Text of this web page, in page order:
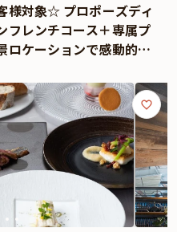
クエスト時にご記入ください。
様対象☆ プロポーズディ
フレンチコース＋専属プ
ケーションで感動的な